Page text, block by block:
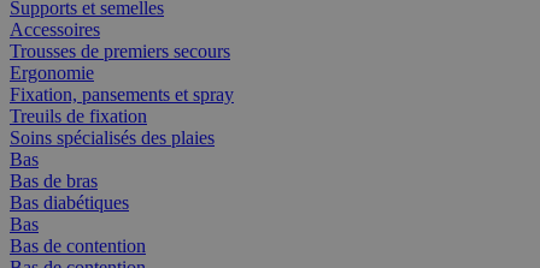
Supports et semelles
Accessoires
Trousses de premiers secours
Ergonomie
Fixation, pansements et spray
Treuils de fixation
Soins spécialisés des plaies
Bas
Bas de bras
Bas diabétiques
Bas
Bas de contention